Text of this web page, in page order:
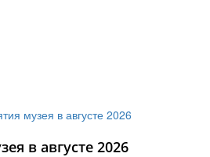
в августе 2026